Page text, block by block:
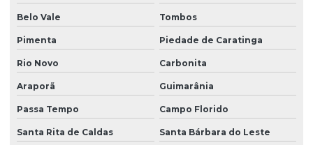
Belo Vale Tombos
Pimenta Piedade de Caratinga
Rio Novo Carbonita
Araporã Guimarânia
Passa Tempo Campo Florido
Santa Rita de Caldas Santa Bárbara do Leste